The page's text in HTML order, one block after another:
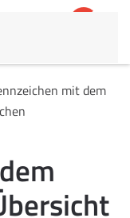
mit dem